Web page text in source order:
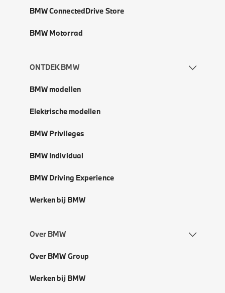
BMW ConnectedDrive Store
BMW Motorrad
ONTDEK BMW
BMW modellen
Elektrische modellen
BMW Privileges
BMW Individual
BMW Driving Experience
Werken bij BMW
Over BMW
Over BMW Group
Werken bij BMW